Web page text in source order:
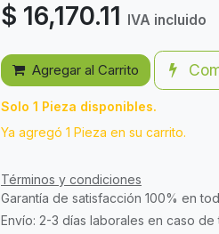
$ 16,170.11 IVA incluido
Agregar al Carrito
Solo 1 Pieza disponibles.
Ya agregó 1 Pieza en su carrito.
Términos y condiciones
Garantía de satisfacción 100% en
Envío: 2-3 días laborales en caso de